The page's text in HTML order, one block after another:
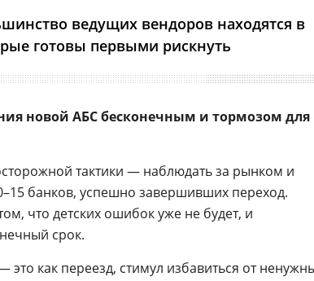
ведущих вендоров находятся в
готовы первыми рискнуть
новой АБС бесконечным и тормозом для
тактики — наблюдать за рынком и
банков, успешно завершивших переход.
что детских ошибок уже не будет, и
срок.
как переезд, стимул избавиться от